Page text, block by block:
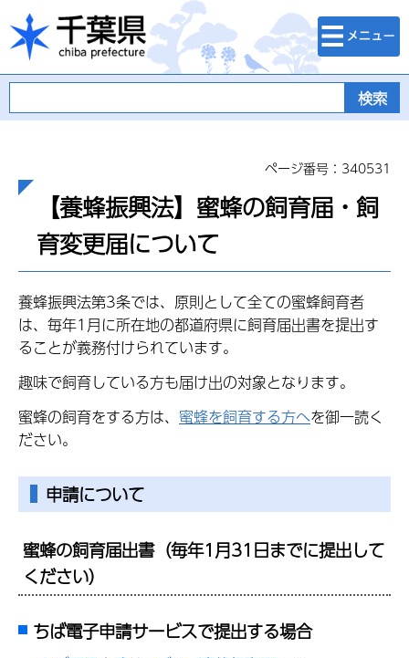
千葉県
検索・メニュ
ー
ページ番号：340531
【養蜂振興法】蜜蜂の飼育届・飼
育変更届について
養蜂振興法第3条では、原則として全ての蜜蜂飼育者
は、毎年1月に所在地の都道府県に飼育届出書を提出す
ることが義務付けられています。
趣味で飼育している方も届け出の対象となります。
蜜蜂の飼育をする方は、 蜜蜂を飼育する方へを御一読く
ださい。
申請について
蜜蜂の飼育届出書（毎年1月31日までに提出して
ください）
ちば電子申請サービスで提出する場合